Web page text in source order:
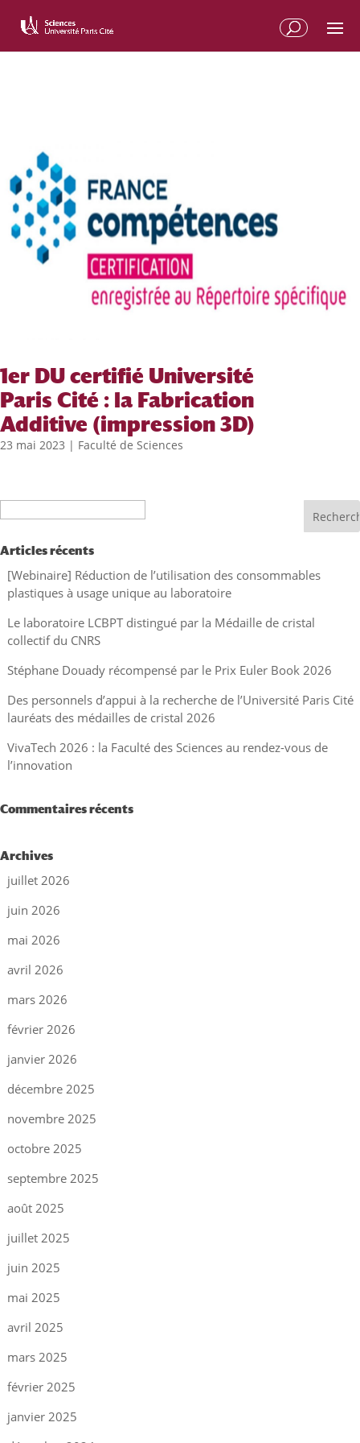
1er DU certifié Université
Paris Cité : la Fabrication
Additive (impression 3D)
23 mai 2023 | Faculté de Sciences
Articles récents
[Webinaire] Réduction de l’utilisation des consommables
plastiques à usage unique au laboratoire
Le laboratoire LCBPT distingué par la Médaille de cristal
collectif du CNRS
Stéphane Douady récompensé par le Prix Euler Book 2026
Des personnels d’appui à la recherche de l’Université Paris Cité
lauréats des médailles de cristal 2026
VivaTech 2026 : la Faculté des Sciences au rendez-vous de
l’innovation
Commentaires récents
Archives
juillet 2026
juin 2026
mai 2026
avril 2026
mars 2026
février 2026
janvier 2026
décembre 2025
novembre 2025
octobre 2025
septembre 2025
août 2025
juillet 2025
juin 2025
mai 2025
avril 2025
mars 2025
février 2025
janvier 2025